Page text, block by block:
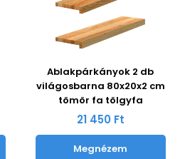
Ablakpárkányok 2 db
világosbarna 80x20x2 cm
tömör fa tölgyfa
21 450 Ft
Megnézem